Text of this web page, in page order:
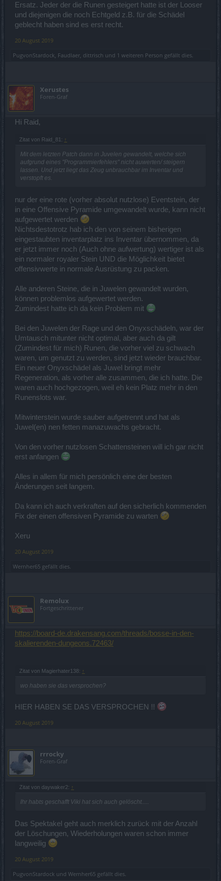
Ersatz. Jeder der die Runen gesteigert hatte ist der Looser
und diejenigen die noch Echtgeld z.B. für die Schädel
geblecht haben sind es erst recht.
20 August 2019
PugvonStardock Faudlaer dittrisch und 1 weiteren Person gefällt dies.
Xerustes
Foren-Graf
Hi Raid,
Zitat von Raid_81: ↑
Mit dem letzten Patch dann in Juvelen gewandelt, welche sich
aufgrund eines "Programmierfehlers" nicht auwerten/ steigern
lassen. Und jetzt liegt das Zeug unbrauchbar im Inventar und
verstopft es.
nur der eine rote (vorher absolut nutzlose) Eventstein, der
in eine Offensive Pyramide umgewandelt wurde, kann nicht
aufgewertet werden
Nichtsdestotrotz hab ich den von seinem bisherigen
eingestaubten inventarplatz ins Inventar übernommen, da
er jetzt immer noch (Auch ohne aufwertung) wertiger ist als
ein normaler royaler Stein UND die Möglichkeit bietet
offensivwerte in normale Ausrüstung zu packen.
Alle anderen Steine, die in Juwelen gewandelt wurden,
können problemlos aufgewertet werden.
Zumindest hatte ich da kein Problem mit
Bei den Juwelen der Rage und den Onyxschädeln, war der
Umtausch mitunter nicht optimal, aber auch da gilt
(Zumindest für mich) Runen, die vorher viel zu schwach
waren, um genutzt zu werden, sind jetzt wieder brauchbar.
Ein neuer Onyxschädel als Juwel bringt mehr
Regeneration, als vorher alle zusammen, die ich hatte. Die
waren auch hochgezogen, weil eh kein Platz mehr in den
Runenslots war.
Mitwinterstein wurde sauber aufgetrennt und hat als
Juwel(en) nen fetten manazuwachs gebracht.
Von den vorher nutzlosen Schattensteinen will ich gar nicht
erst anfangen
Alles in allem für mich persönlich eine der besten
Änderungen seit langem.
Da kann ich auch verkraften auf den sicherlich kommenden
Fix der einen offensiven Pyramide zu warten
Xeru
20 August 2019
Wernher65 gefällt dies.
Remolux
Fortgeschrittener
https://board-de.drakensang.com/threads/bosse-in-den-
skalierenden-dungeons.72463/
Zitat von Magierhater138: ↑
wo haben sie das versprochen?
HIER HABEN SE DAS VERSPROCHEN !!
20 August 2019
rrrocky
Foren-Graf
Zitat von daywaker2: ↑
Ihr habts geschafft Viki hat sich auch gelöscht.....
Das Spektakel geht auch merklich zurück mit der Anzahl
der Löschungen, Wiederholungen waren schon immer
langweilig
20 August 2019
PugvonStardock und Wernher65 gefällt dies.